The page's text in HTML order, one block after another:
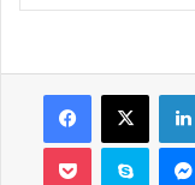
Facebook
X
Pocket Skype